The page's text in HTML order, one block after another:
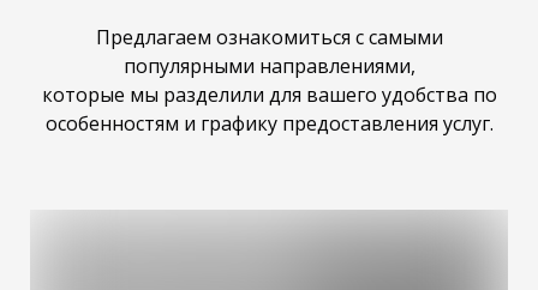
Предлагаем ознакомиться с самыми
популярными направлениями,
которые мы разделили для вашего удобства по
особенностям и графику предоставления услуг.